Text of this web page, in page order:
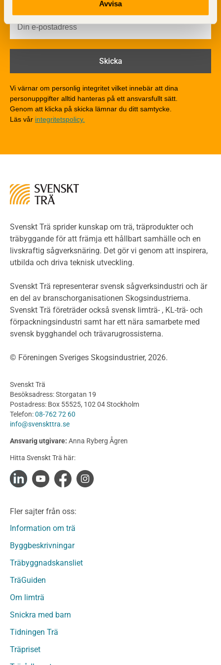
Avvisa
Brandförlopp i byggnader
Brandklasser för material och konstruktioner
Träkonstruktioners brandmotstånd
Detaljlösningar
Träytors brandegenskaper
Tekniska byten med sprinkler
Riskvärdering i flervåningsbostadshus
Miljöeffekter
LCA
Miljödeklarationer och märkning
Termer och förkortningar
Planering
Klimatkalkylator hallar
Projektering av trähus - generellt
Byggsystem
Fasadsystem i skivmaterial
Bullerskärmar och andra utomhuskonstruktioner
Byggnation och utförande
Utförande
Produkter
Konstruktionsvirke
Konstruktionsvirke Behandlat
Konstruktionsvirke Fingerskarvat
Konstruktionsvirke Fingerskarvat Obehandlat
Limträ
Fanerträ
Fanerträ Obehandlat
Träpanel och Utvändig beklädnad Behandlat
Träpanel och utvändig beklädnad Obehandlat
Trägolv
Sågat virke
Sågat virke Behandlat
Övriga träprodukter
Vi värnar om personlig integritet vilket innebär att dina
personuppgifter alltid hanteras på ett ansvarsfullt sätt.
Genom att klicka på skicka lämnar du ditt samtycke.
Läs vår integritetspolicy.
Svenskt Trä sprider kunskap om trä, träprodukter och
träbyggande för att främja ett hållbart samhälle och en
livskraftig sågverksnäring. Det gör vi genom att inspirera,
utbilda och driva teknisk utveckling.
Svenskt Trä representerar svensk sågverksindustri och är
en del av branschorganisationen Skogsindustrierna.
Svenskt Trä företräder också svensk limträ- , KL-trä- och
förpackningsindustri samt har ett nära samarbete med
svensk bygghandel och trävarugrossisterna.
© Föreningen Sveriges Skogsindustrier, 2026.
Svenskt Trä
Besöksadress: Storgatan 19
Postadress: Box 55525, 102 04 Stockholm
Telefon:08-762 72 60
info@svenskttra.se
Ansvarig utgivare: Anna Ryberg Ågren
Hitta Svenskt Trä här:
Fler sajter från oss:
Information om trä
Byggbeskrivningar
Träbyggnadskansliet
TräGuiden
Om limträ
Snickra med barn
Tidningen Trä
Träpriset